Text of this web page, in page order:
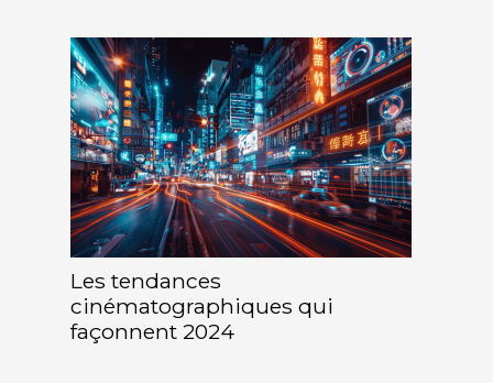
Les tendances
cinématographiques qui
façonnent 2024